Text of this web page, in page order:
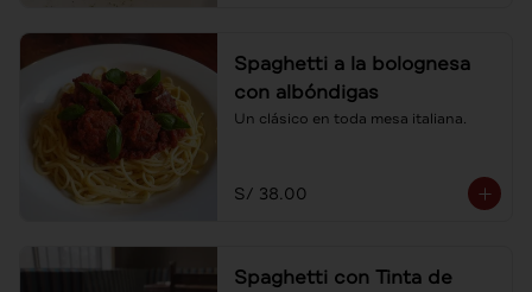
Spaghetti a la bolognesa
con albóndigas
Un clásico en toda mesa italiana.
S/ 38.00
Spaghetti con Tinta de